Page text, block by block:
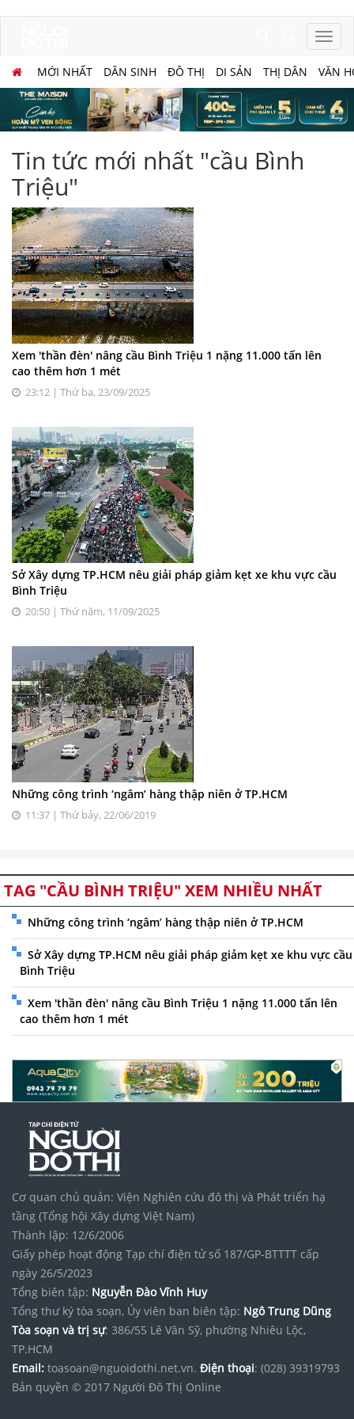
MỚI NHẤT DÂN SINH ĐÔ THỊ DI SẢN THỊ DÂN VĂN
Tin tức mới nhất "cầu Bình
Triệu"
Xem 'thần đèn' nâng cầu Bình Triệu 1 nặng 11.000 tấn lên
cao thêm hơn 1 mét
23:12 | Thứ ba, 23/09/2025
Sở Xây dựng TP.HCM nêu giải pháp giảm kẹt xe khu vực cầu
Bình Triệu
20:50 | Thứ năm, 11/09/2025
Những công trình ‘ngâm’ hàng thập niên ở TP.HCM
11:37 | Thứ bảy, 22/06/2019
TAG "CẦU BÌNH TRIỆU" XEM NHIỀU NHẤT
Những công trình ‘ngâm’ hàng thập niên ở TP.HCM
Sở Xây dựng TP.HCM nêu giải pháp giảm kẹt xe khu vực cầu
Bình Triệu
Xem 'thần đèn' nâng cầu Bình Triệu 1 nặng 11.000 tấn lên
cao thêm hơn 1 mét
Cơ quan chủ quản: Viện Nghiên cứu đô thị và Phát triển hạ
tầng (Tổng hội Xây dựng Việt Nam)
Thành lập: 12/6/2006
Giấy phép hoạt động Tạp chí điện tử số 187/GP-BTTTT cấp
ngày 26/5/2023
Tổng biên tập: Nguyễn Đào Vĩnh Huy
Tổng thư ký tòa soạn, Ủy viên ban biên tập: Ngô Trung Dũng
Tòa soạn và trị sự: 386/55 Lê Văn Sỹ, phường Nhiêu Lộc,
TP.HCM
Email: toasoan@nguoidothi.net.vn. Điện thoại: (028) 39319793
Bản quyền © 2017 Người Đô Thị Online